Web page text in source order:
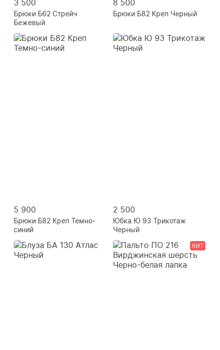
3 500
Брюки Б62 Стрейч
Бежевый
8 500
Брюки Б82 Креп Черный
5 900
Брюки Б82 Креп Темно-
синий
2 500
Юбка Ю 93 Трикотаж
Черный
ХИТ